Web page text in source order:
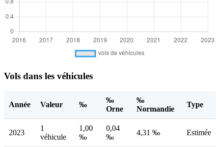
Vols dans les véhicules
Année Valeur ‰
‰
Orne
‰
Normandie
Type
2023
1
véhicule
1,00
‰
0,04
‰
4,31 ‰ Estimée